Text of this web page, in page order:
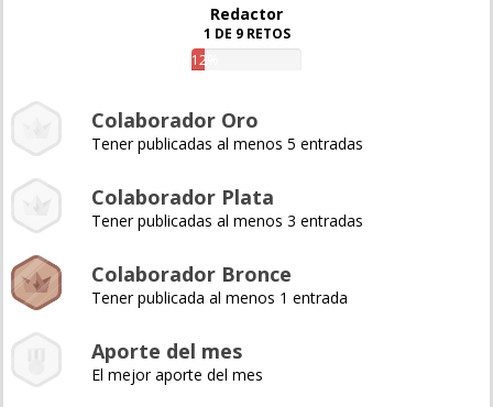
Redactor
1 DE 9 RETOS
12%
Colaborador Oro
Tener publicadas al menos 5 entradas
Colaborador Plata
Tener publicadas al menos 3 entradas
Colaborador Bronce
Tener publicada al menos 1 entrada
Aporte del mes
El mejor aporte del mes